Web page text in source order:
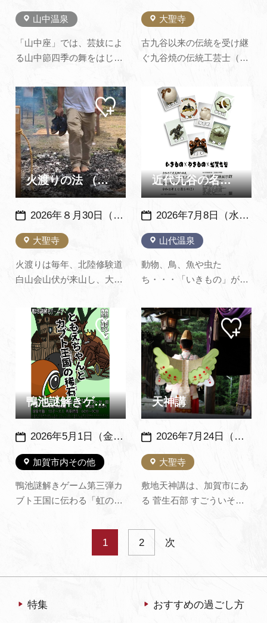
山中温泉
「山中座」では、芸妓によ
る山中節四季の舞をはじめ
ただけます。 演目にはお客
様が参加できるものもあり
ます。また、上演後には芸
妓と写真撮影もできます！
ぜひ艶やかな舞と唄をご堪
能下さい。
大聖寺
古九谷以来の伝統を受け継
ぐ九谷焼の伝統工芸士（経
（企画展示室のみ無料）8
月1日（土）13時30分～伝
統工芸士 苧野 直樹氏によ
るギャラリートーク（広報
かがより転載）
火渡りの法 （夏の火祭り）
大聖寺
2026年８月30日（日）※例年：８月の最終日曜日に開催
火渡りは毎年、北陸修験道
白山会山伏が来山し、大岩
康と幸せを祈る荒行で
す。 「秘法火渡り修法」を
あなたも体験してみません
か。眼病平癒と厄除けでも
知られています。
マイ
ペー
ジに
追加
近代九谷の名工たち いきもの×やきもの×加賀九谷 ～ 九谷焼…
山代温泉
2026年7月8日（水）～10月5日（月）
動物、鳥、魚や虫た
ち・・・「いきもの」がモ
た。みんな、遊びに来て
ね！（九谷焼窯跡展示館公
式サイトより転載）
マイ
ペー
ジに
追加
鴨池謎解きゲーム3 ともえちゃんとカブト王国の稀石～鴨池観察…
加賀市内その他
2026年5月1日（金）～8月31日（月）
鴨池謎解きゲーム第三弾カ
ブト王国に伝わる「虹の稀
った！手掛かりは、古くか
ら王家に伝わる石板たち助
んと共に、鴨池たんぼ道を
取り戻そう！（加賀市鴨池
マイ
ペー
ジに
追加
天神講
大聖寺
2026年7月24日（金）～26日（日）※毎年、同日開催 １日め：夏越の祓・茅の輪神事・蝶の舞、２日め：疫神祭・蝶の舞、３日め：湯の花神事、蝶の舞 他
敷地天神講は、加賀市にあ
る 菅生石部 すごういそ
社創祀以来およそ千四百年
続く大変古い神事で、江戸
して、藩主をはじめ藩内全
ます。 現在では敷地天神講
マイ
ペー
1 2 次
特集 おすすめの過ごし方